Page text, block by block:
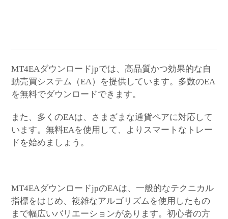
MT4EAダウンロードjpでは、高品質かつ効果的な自
動売買システム（EA）を提供しています。多数のEA
を無料でダウンロードできます。
また、多くのEAは、さまざまな通貨ペアに対応して
います。無料EAを使用して、よりスマートなトレー
ドを始めましょう。
MT4EAダウンロードjpのEAは、一般的なテクニカル
指標をはじめ、複雑なアルゴリズムを使用したもの
まで幅広いバリエーションがあります。初心者の方